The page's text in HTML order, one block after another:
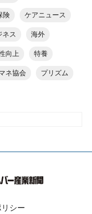
険 ケアニュース
ネス 海外
向上 特養
ネ協会 プリズム
シー